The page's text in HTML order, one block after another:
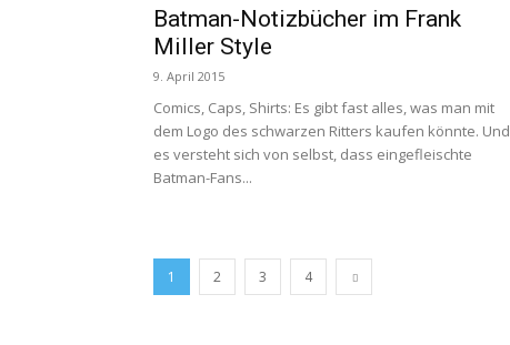
Batman-Notizbücher im Frank
Miller Style
9. April 2015
Comics, Caps, Shirts: Es gibt fast alles, was man mit
dem Logo des schwarzen Ritters kaufen könnte. Und
es versteht sich von selbst, dass eingefleischte
Batman-Fans...
1 2 3 4